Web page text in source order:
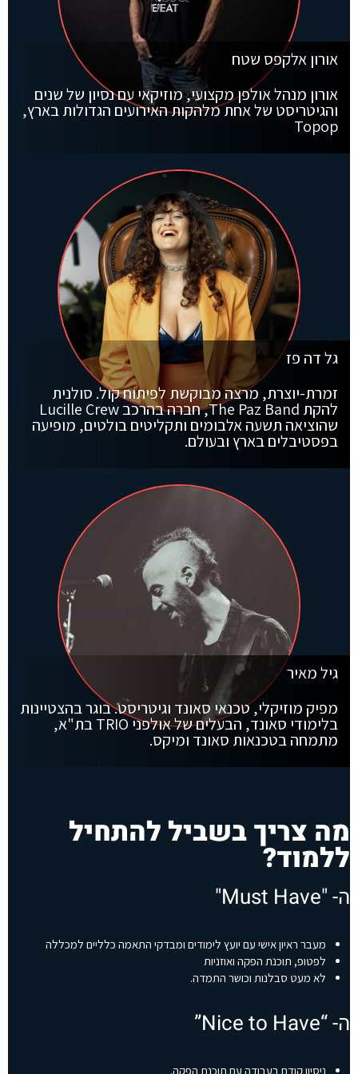
אורון אלקפס שטח
אורון מנהל אולפן מקצועי, מוזיקאי עם נסיון של שנים
והגיטריסט של אחת מלהקות האירועים הגדולות בארץ,
Topop
גל דה פז
זמרת-יוצרת, מרצה מבוקשת לפיתוח קול. סולנית
להקת The Paz Band, חברה בהרכב Lucille Crew
שהוציאה תשעה אלבומים ותקליטים בולטים, מופיעה
בפסטיבלים בארץ ובעולם.
גיל מאיר
מפיק מוזיקלי, טכנאי סאונד וגיטריסט. בוגר בהצטיינות
בלימודי סאונד, הבעלים של אולפני TRIO בת"א,
מתמחה בטכנאות סאונד ומיקס.
מה צריך בשביל להתחיל
ללמוד?
ה- "Must Have"
מעבר ראיון אישי עם יועץ לימודים ומבדקי התאמה כלליים למכללה
לפטופ, תוכנת הפקה ואוזניות
לא מעט סבלנות וכושר התמדה.
ה- “Nice to Have”
ניסיון קודם בעבודה עם תוכנת הפקה.